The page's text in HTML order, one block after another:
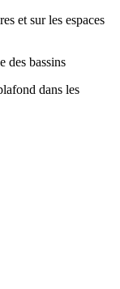
et sur les espaces
bassins
dans les